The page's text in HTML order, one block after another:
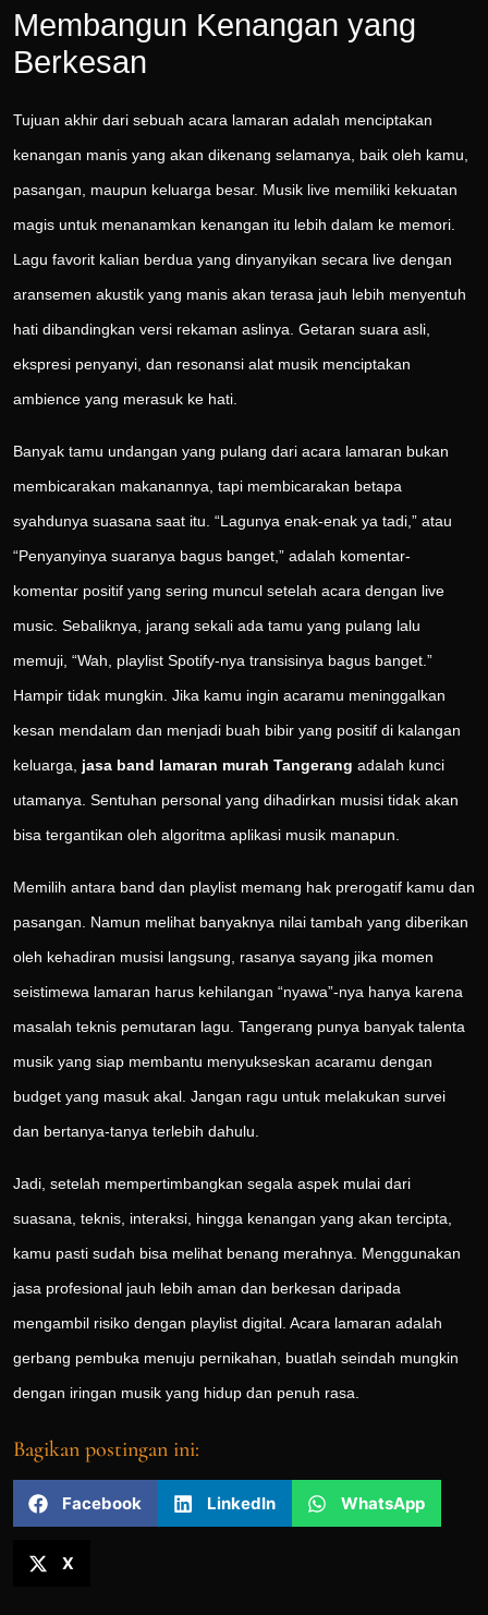
Membangun Kenangan yang
Berkesan
Tujuan akhir dari sebuah acara lamaran adalah menciptakan
kenangan manis yang akan dikenang selamanya, baik oleh kamu,
pasangan, maupun keluarga besar. Musik live memiliki kekuatan
magis untuk menanamkan kenangan itu lebih dalam ke memori.
Lagu favorit kalian berdua yang dinyanyikan secara live dengan
aransemen akustik yang manis akan terasa jauh lebih menyentuh
hati dibandingkan versi rekaman aslinya. Getaran suara asli,
ekspresi penyanyi, dan resonansi alat musik menciptakan
ambience yang merasuk ke hati.
Banyak tamu undangan yang pulang dari acara lamaran bukan
membicarakan makanannya, tapi membicarakan betapa
syahdunya suasana saat itu. “Lagunya enak-enak ya tadi,” atau
“Penyanyinya suaranya bagus banget,” adalah komentar-
komentar positif yang sering muncul setelah acara dengan live
music. Sebaliknya, jarang sekali ada tamu yang pulang lalu
memuji, “Wah, playlist Spotify-nya transisinya bagus banget.”
Hampir tidak mungkin. Jika kamu ingin acaramu meninggalkan
kesan mendalam dan menjadi buah bibir yang positif di kalangan
keluarga, jasa band lamaran murah Tangerang adalah kunci
utamanya. Sentuhan personal yang dihadirkan musisi tidak akan
bisa tergantikan oleh algoritma aplikasi musik manapun.
Memilih antara band dan playlist memang hak prerogatif kamu dan
pasangan. Namun melihat banyaknya nilai tambah yang diberikan
oleh kehadiran musisi langsung, rasanya sayang jika momen
seistimewa lamaran harus kehilangan “nyawa”-nya hanya karena
masalah teknis pemutaran lagu. Tangerang punya banyak talenta
musik yang siap membantu menyukseskan acaramu dengan
budget yang masuk akal. Jangan ragu untuk melakukan survei
dan bertanya-tanya terlebih dahulu.
Jadi, setelah mempertimbangkan segala aspek mulai dari
suasana, teknis, interaksi, hingga kenangan yang akan tercipta,
kamu pasti sudah bisa melihat benang merahnya. Menggunakan
jasa profesional jauh lebih aman dan berkesan daripada
mengambil risiko dengan playlist digital. Acara lamaran adalah
gerbang pembuka menuju pernikahan, buatlah seindah mungkin
dengan iringan musik yang hidup dan penuh rasa.
Bagikan postingan ini:
Facebook LinkedIn WhatsApp
X